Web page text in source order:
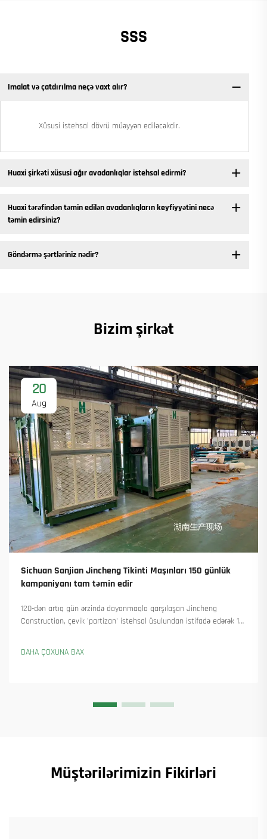
SSS
Imalat və çatdırılma neçə vaxt alır?
Xüsusi istehsal dövrü müəyyən ediləcəkdir.
Huaxi şirkəti xüsusi ağır avadanlıqlar istehsal edirmi?
Huaxi tərəfindən təmin edilən avadanlıqların keyfiyyətini necə
təmin edirsiniz?
Göndərmə şərtləriniz nədir?
Bizim şirkət
20
Aug
Sichuan Sanjian Jincheng Tikinti Maşınları 150 günlük
kampaniyanı tam təmin edir
120-dən artıq gün ərzində dayanmaqla qarşılaşan Jincheng
Construction, çevik 'partizan' istehsal üsulundan istifadə edərək 18
DAHA ÇOXUNA BAX
Müştərilərimizin Fikirləri